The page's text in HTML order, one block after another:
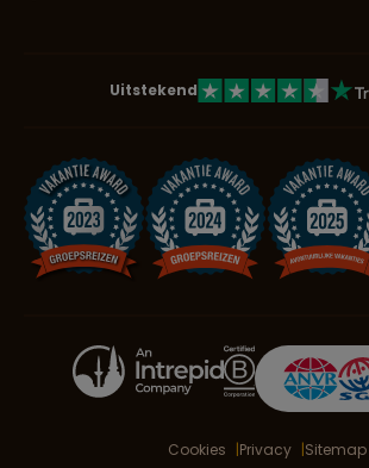
Uitstekend
Cookies Privacy Sitemap